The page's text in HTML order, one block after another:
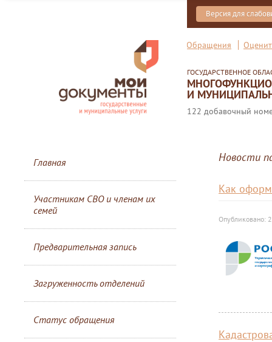
Версия для
Обращения
ГОСУДАРСТВЕННОЕ
И
122 добавочный
Главная
Участникам СВО и членам их
семей
Предварительная запись
Загруженность отделений
Статус обращения
Новости
Как
Опубликовано: